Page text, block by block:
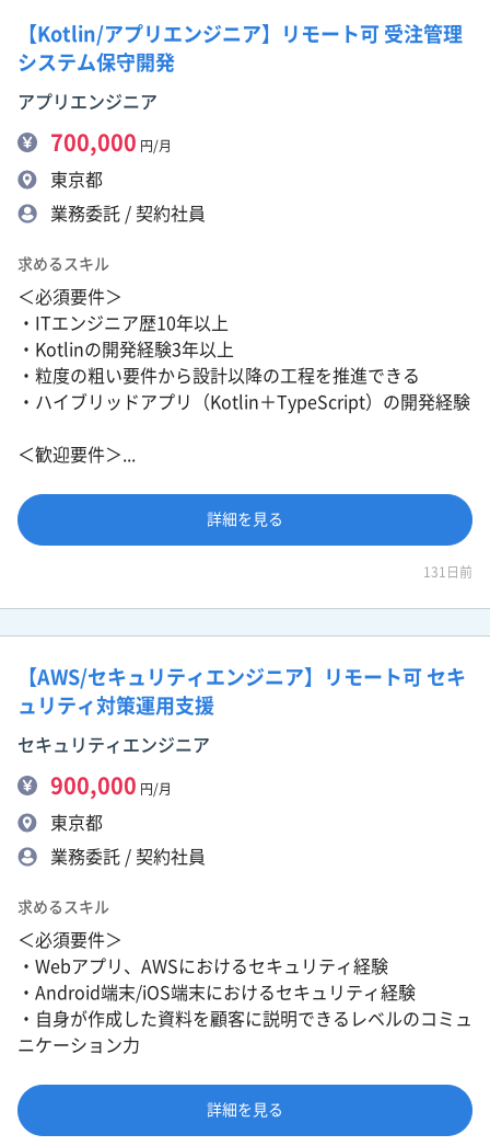
【Kotlin/アプリエンジニア】リモート可 受注管理
システム保守開発
アプリエンジニア
700,000 円/月
東京都
業務委託 / 契約社員
求めるスキル
＜必須要件＞
・ITエンジニア歴10年以上
・Kotlinの開発経験3年以上
・粒度の粗い要件から設計以降の工程を推進できる
・ハイブリッドアプリ（Kotlin＋TypeScript）の開発経験
＜歓迎要件＞...
詳細を見る
131日前
【AWS/セキュリティエンジニア】リモート可 セキ
ュリティ対策運用支援
セキュリティエンジニア
900,000 円/月
東京都
業務委託 / 契約社員
求めるスキル
＜必須要件＞
・Webアプリ、AWSにおけるセキュリティ経験
・Android端末/iOS端末におけるセキュリティ経験
・自身が作成した資料を顧客に説明できるレベルのコミュ
ニケーション力
詳細を見る